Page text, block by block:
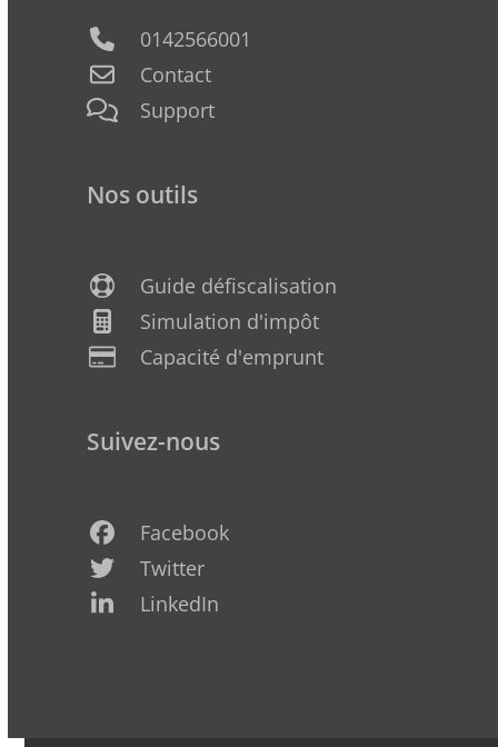
0142566001
Contact
Support
Nos outils
Guide défiscalisation
Simulation d'impôt
Capacité d'emprunt
Suivez-nous
Facebook
Twitter
LinkedIn